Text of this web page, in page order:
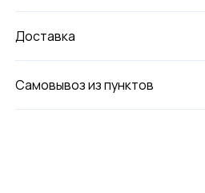
Доставка
Самовывоз из пунктов